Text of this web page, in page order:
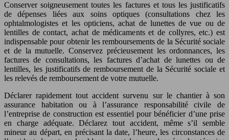
Conserver soigneusement toutes les factures et tous les justificatifs
de dépenses liées aux soins optiques (consultations chez les
ophtalmologistes et les opticiens, achat de lunettes de vue ou de
lentilles de contact, achat de médicaments et de collyres, etc.) est
indispensable pour obtenir les remboursements de la Sécurité sociale
et de la mutuelle. Conservez précieusement les ordonnances, les
factures de consultations, les factures d’achat de lunettes ou de
lentilles, les justificatifs de remboursement de la Sécurité sociale et
les relevés de remboursement de votre mutuelle.
Déclarer rapidement tout accident survenu sur le chantier à son
assurance habitation ou à l’assurance responsabilité civile de
l’entreprise de construction est essentiel pour bénéficier d’une prise
en charge adéquate. Déclarez tout accident, même s’il semble
mineur au départ, en précisant la date, l’heure, les circonstances de